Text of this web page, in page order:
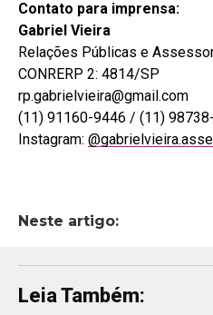
Contato para imprensa:
Gabriel Vieira
Relações Públicas e
CONRERP 2: 4814/SP
rp.gabrielvieira@gmail.com
(11) 91160-9446 / (11)
Instagram:
Neste artigo:
Leia Também: